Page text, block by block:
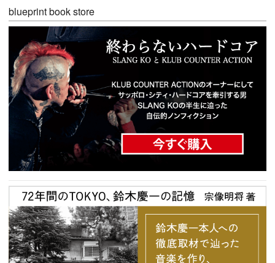
blueprint book store